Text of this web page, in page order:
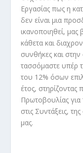
Εργασίας πως η
δεν είναι μια
ικανοποιηθεί,
κάθετα και
συνθήκες και
τασσόμαστε υπέρ
του 12% όσων
έτος, στηρίζοντας
Πρωτοβουλίας
στις Συντάξεις,
μας.